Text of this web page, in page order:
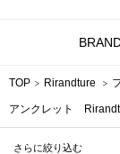
TOP Rirandture
アンクレット
さらに絞り込む